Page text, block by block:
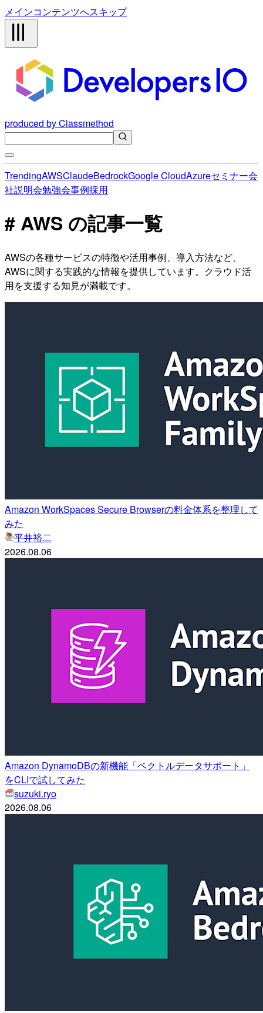
メインコンテンツへスキップ
produced by Classmethod
TrendingAWSClaudeBedrockGoogle CloudAzureセミナー会
社説明会勉強会事例採用
# AWS の記事一覧
AWSの各種サービスの特徴や活用事例、導入方法など、
AWSに関する実践的な情報を提供しています。クラウド活
用を支援する知見が満載です。
Amazon WorkSpaces Secure Browserの料金体系を整理して
みた
平井裕二
2026.08.06
Amazon DynamoDBの新機能「ベクトルデータサポート」
をCLIで試してみた
suzuki.ryo
2026.08.06